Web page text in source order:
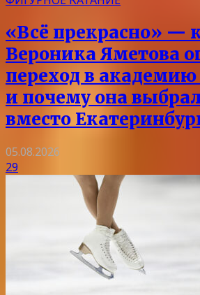
«Всё прекрасно» —
Вероника Яметова
переход в
и почему она
вместо
05.08.2026
29